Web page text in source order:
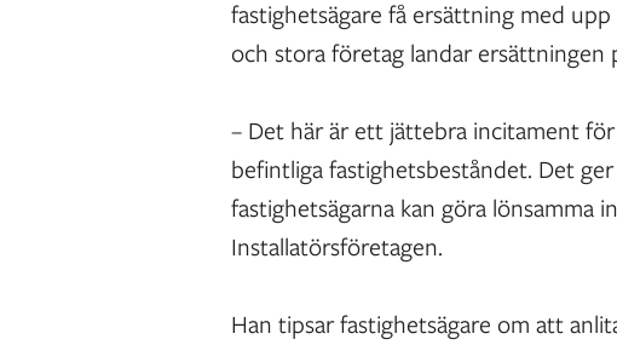
fastighetsägare få ersättning med
och stora företag landar ersättningen
– Det här är ett jättebra incitament
befintliga fastighetsbeståndet. Det
fastighetsägarna kan göra lönsamma
Installatörsföretagen.
Han tipsar fastighetsägare om att